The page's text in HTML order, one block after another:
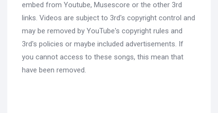
embed from Youtube, Musescore or the other 3rd
links. Videos are subject to 3rd's copyright control and
may be removed by YouTube's copyright rules and
3rd's policies or maybe included advertisements. If
you cannot access to these songs, this mean that
have been removed.